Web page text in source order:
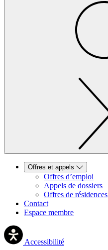
Offres et appels
Offres d’emploi
Appels de dossiers
Offres de résidences
Contact
Espace membre
Accessibilité